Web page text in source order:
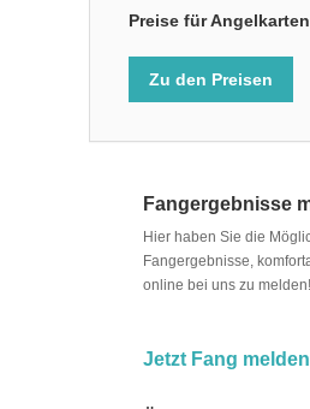
Preise für
Zu den Preisen
Fangergebnisse
Hier haben Sie die
Fangergebnisse,
online bei uns zu melden!
Jetzt Fang